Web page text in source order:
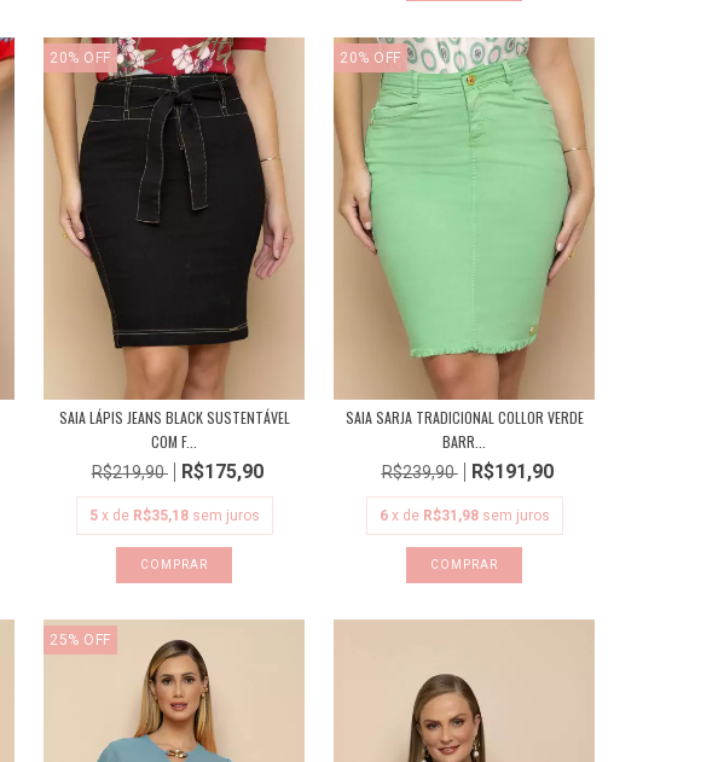
20% OFF
SAIA LÁPIS JEANS BLACK SUSTENTÁVEL
COM F...
R$219,90 R$175,90
5 x de R$35,18 sem juros
COMPRAR
20% OFF
SAIA SARJA TRADICIONAL COLLOR VERDE
BARR...
R$239,90 R$191,90
6 x de R$31,98 sem juros
COMPRAR
25% OFF